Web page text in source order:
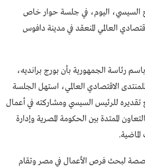
السيسي، اليوم، في جلسة حوار خاص
العالمي المنعقد في مدينة دافوس
رئاسة الجمهورية بأن بورج برانديه،
الاقتصادي العالمي، استهل الجلسة
تقديره للرئيس السيسي ومشاركته في أعمال
الممتدة بين الحكومة المصرية وإدارة
لبحث فرص الأعمال في مصر وتقام